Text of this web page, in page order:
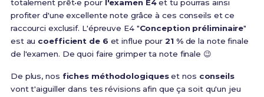
totalement prêt•e pour l'examen E4et tu pourras ainsi
profiter d'une excellente note grâce à ces conseils et ce
raccourci exclusif. L'épreuve E4 "Conception préliminaire"
est au coefficient de 6 et influe pour21 %de la note finale
de l'examen. De quoi faire grimper ta note finale 😉
De plus, nos fiches méthodologiqueset nos conseils
vont t'aiguiller dans tes révisions afin que ça soit qu'un jeu